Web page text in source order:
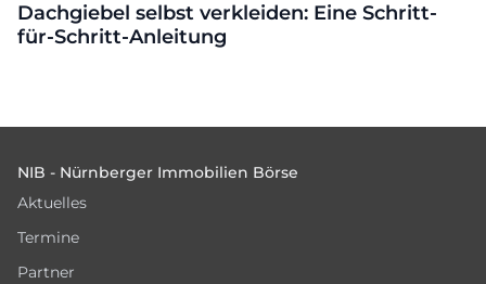
Dachgiebel selbst verkleiden: Eine Schritt-
für-Schritt-Anleitung
NIB - Nürnberger Immobilien Börse
Aktuelles
Termine
Partner